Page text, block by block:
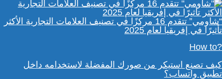
“شاومي” تتقدم 16 مركزًا في تصنيف العلامات التجارية الأكثر
تأثيرًا في إفريقيا لعام 2025
?How to
كيف تصنع استيكر من صورك المفضلة لاستخدامه داخل
تطبيق واتساب؟